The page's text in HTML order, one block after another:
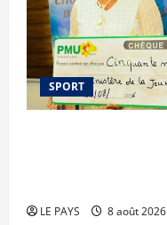
SPORT
LE PAYS 8 août 2026